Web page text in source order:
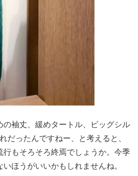
の袖丈、緩めタートル、ビッグシル
だったんですねー、と考えると、
行もそろそろ終焉でしょうか。今季
ほうがいいかもしれませんね。